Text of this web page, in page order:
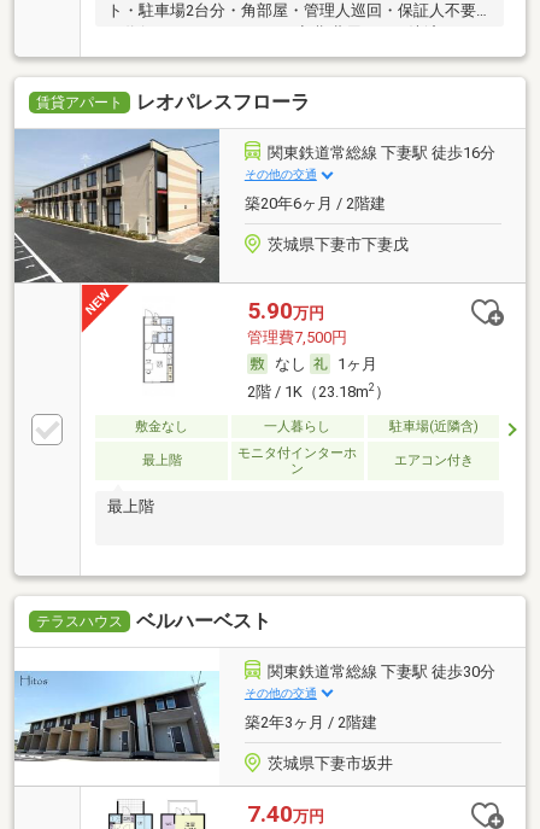
ト・駐車場2台分・角部屋・管理人巡回・保証人不要
賃貸アパート レオパレスフローラ
関東鉄道常総線 下妻駅 徒歩16分
その他の交通
築20年6ヶ月 / 2階建
茨城県下妻市下妻戊
5.90万円
管理費7,500円
なし
1ヶ月
2階 / 1K（23.18m2）
敷金なし 一人暮らし 駐車場(近隣含)
最上階
モニタ付インターホ
ン
エアコン付き
最上階
テラスハウス ベルハーベスト
関東鉄道常総線 下妻駅 徒歩30分
その他の交通
築2年3ヶ月 / 2階建
茨城県下妻市坂井
7.40万円